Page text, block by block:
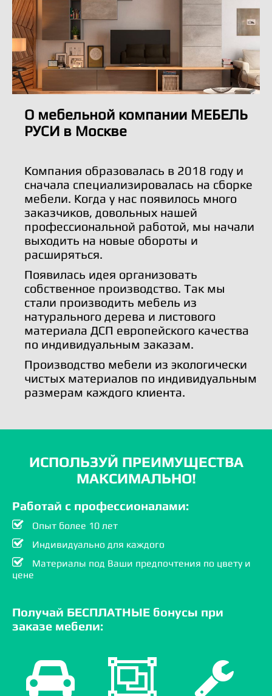
О мебельной компании МЕБЕЛЬ
РУСИ в Москве
Компания образовалась в 2018 году и
сначала специализировалась на сборке
мебели. Когда у нас появилось много
заказчиков, довольных нашей
профессиональной работой, мы начали
выходить на новые обороты и
расширяться.
Появилась идея организовать
собственное производство. Так мы
стали производить мебель из
натурального дерева и листового
материала ДСП европейского качества
по индивидуальным заказам.
Производство мебели из экологически
чистых материалов по индивидуальным
размерам каждого клиента.
ИСПОЛЬЗУЙ ПРЕИМУЩЕСТВА
МАКСИМАЛЬНО!
Работай с профессионалами:
Опыт более 10 лет
Индивидуально для каждого
Материалы под Ваши предпочтения по цвету и
цене
Получай БЕСПЛАТНЫЕ бонусы при
заказе мебели: